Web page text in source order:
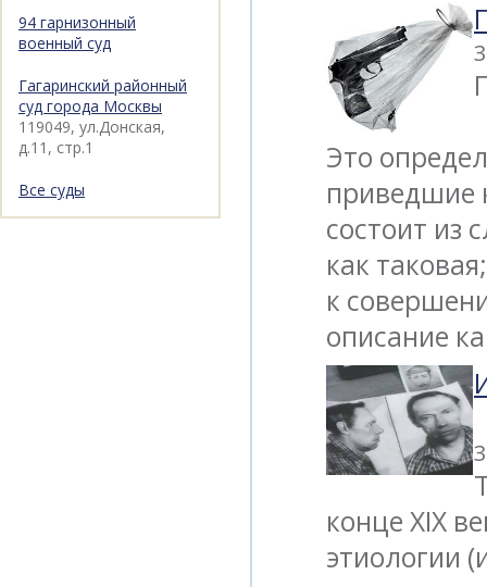
Это
приведшие
состоит из
как
к
описание
конце XIX
этиологии
94 гарнизонный
военный суд
Гагаринский районный
суд города Москвы
119049, ул.Донская,
д.11, стр.1
Все суды